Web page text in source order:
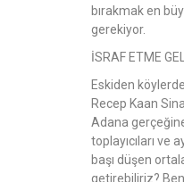
bırakmak en
gerekiyor.
İSRAF ETME
Eskiden
Recep Kaan
Adana
toplayıcıları ve
başı düşen
getirebiliriz?